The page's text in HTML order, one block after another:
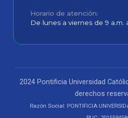
Horario de atención
De lunes a viernes de 9 a.m.
2024 Pontificia Universidad
derechos
Razón Social: PONTIFICIA